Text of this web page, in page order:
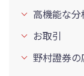
高機能な
お取引
野村證券の